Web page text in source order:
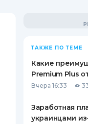
ТАКЖЕ ПО ТЕМЕ
Какие
Premium Plus
Вчера 16:33
Заработная
украинцами